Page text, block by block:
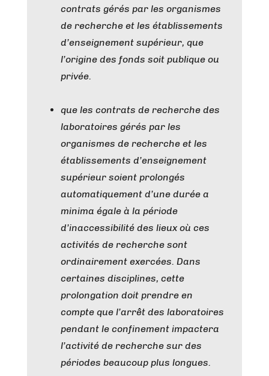
contrats gérés par les organismes
de recherche et les établissements
d’enseignement supérieur, que
l’origine des fonds soit publique ou
privée.
que les contrats de recherche des
laboratoires gérés par les
organismes de recherche et les
établissements d’enseignement
supérieur soient prolongés
automatiquement d’une durée ​ a
minima égale à la période
d’inaccessibilité des lieux où ces
activités de recherche sont
ordinairement exercées. Dans
certaines disciplines, cette
prolongation doit prendre en
compte que l’arrêt des laboratoires
pendant le confinement impactera
l’activité de recherche sur des
périodes beaucoup plus longues.